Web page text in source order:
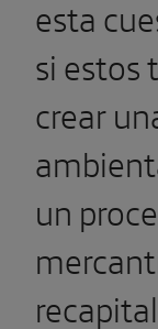
esta
si estos
crear
un